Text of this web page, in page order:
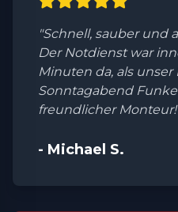
"Schnell, sauber und
Der Notdienst war
Minuten da, als unser
Sonntagabend
freundlicher
- Michael S.